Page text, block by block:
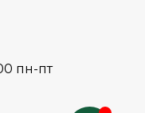
пн-пт